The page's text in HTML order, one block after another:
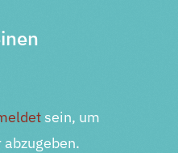
sein, um